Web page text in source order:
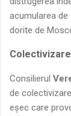
acumularea
dorite de
Consilierul
de
eșec care